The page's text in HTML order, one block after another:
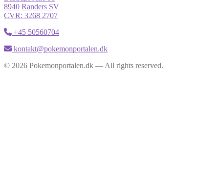
8940 Randers SV
CVR: 3268 2707
+45 50560704
kontakt@pokemonportalen.dk
© 2026 Pokemonportalen.dk — All rights reserved.